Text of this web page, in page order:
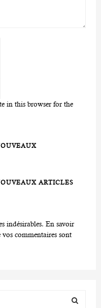
in this browser for the
ARTICLES
indésirables. En savoir
commentaires sont